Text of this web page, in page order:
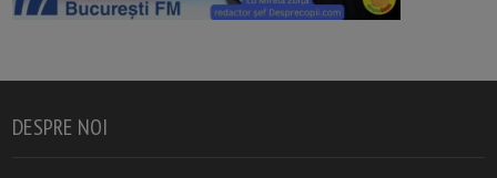
DESPRE NOI